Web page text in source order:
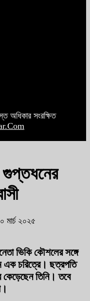
অধিকার সংরক্ষিত
গুপ্তধনের
মার্চ ২০২৫
ভিকি কৌশলের সঙ্গে
এক চরিত্রে। ছত্রপতি
কেড়েছেন তিনি। তবে